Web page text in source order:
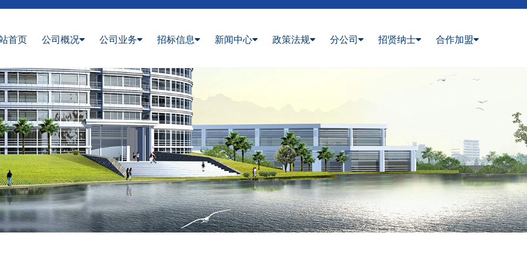
首页 公司概况 公司业务 招标信息 新闻中心 政策法规 分公司 招贤纳士 合作加盟